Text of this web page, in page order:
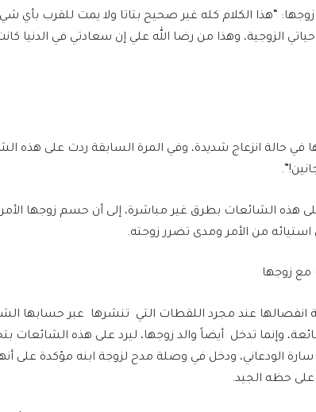
“هذا الكلام كله غير صحيح بتاتا ولا يمت للقرب بأي
الزوجية، وهذا من رضا الله علي إن سعادتي في الدنيا
حالة انزعاج شديدة، وفي المرة السابقة ردت على هذه
هذه الشائعات بطرق غير مباشرة، إلى أن حسم زوجها الأمر
من الأمر ومدى تضرر زوجته.
مع زوجها
انفصالها عند مجرد اللقطات التي تنشرها عبر حسابها
وإنما تدخل أيضاً والد زوجها، ليرد على هذه الشائعات
الودعاني، ودخل في وصلة مدح لزوجة ابنه مؤكدة على
على حظه الجيد.